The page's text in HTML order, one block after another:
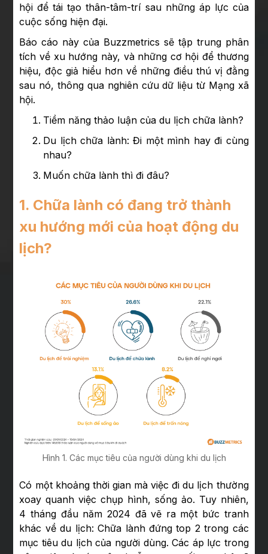
hội để tái tạo thân-tâm-trí sau những áp lực của
cuộc sống hiện đại.
Báo cáo này của Buzzmetrics sẽ tập trung phân
tích về xu hướng này, và những cơ hội để thương
hiệu, độc giả hiểu hơn về những điều thú vị đằng
sau nó, thông qua nghiên cứu dữ liệu từ Mạng xã
hội.
Tiềm năng thảo luận của du lịch chữa lành?
Du lịch chữa lành: Đi một mình hay đi cùng
nhau?
Muốn chữa lành thì đi đâu?
1. Chữa lành có đang trở thành
xu hướng mới của hoạt động du
lịch?
Hình 1. Các mục tiêu của người dùng khi du lịch
Có một khoảng thời gian mà việc đi du lịch thường
xoay quanh việc chụp hình, sống ảo. Tuy nhiên,
4 tháng đầu năm 2024 đã vẽ ra một bức tranh
khác về du lịch: Chữa lành đứng top 2 trong các
mục tiêu du lịch của người dùng. Các áp lực trong